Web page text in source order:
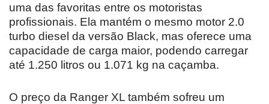
uma das favoritas entre os motoristas
profissionais. Ela mantém o mesmo motor 2.0
turbo diesel da versão Black, mas oferece uma
capacidade de carga maior, podendo carregar
até 1.250 litros ou 1.071 kg na caçamba.
O preço da Ranger XL também sofreu um